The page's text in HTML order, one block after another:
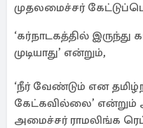
முதலமைச்சர்
‘கர்நாடகத்தில் இருந்து
முடியாது’ என்றும்,
‘நீர் வேண்டும் என
கேட்கவில்லை’ என்றும்
அமைச்சர் ராமலிங்க